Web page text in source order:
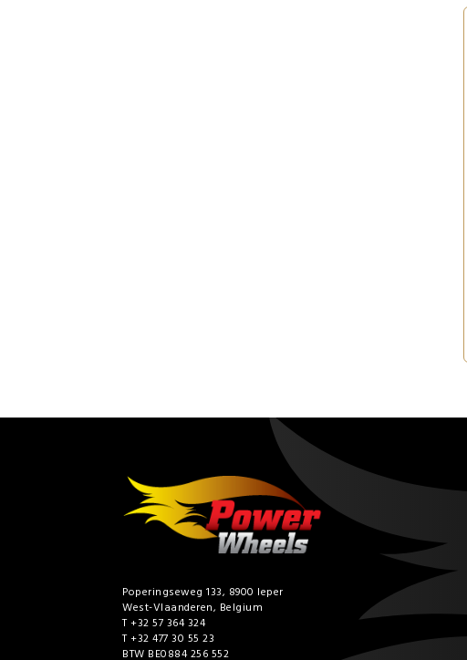
Poperingseweg 133, 8900 Ieper
West-Vlaanderen, Belgium
T +32 57 364 324
T +32 477 30 55 23
BTW BE0884 256 552